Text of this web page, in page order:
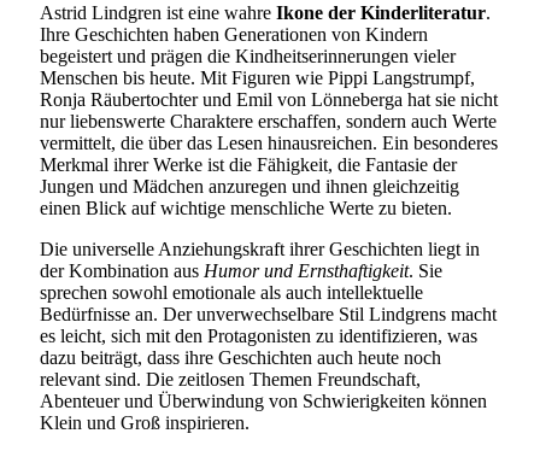
Astrid Lindgren ist eine wahre Ikone der Kinderliteratur.
Ihre Geschichten haben Generationen von Kindern
begeistert und prägen die Kindheitserinnerungen vieler
Menschen bis heute. Mit Figuren wie Pippi Langstrumpf,
Ronja Räubertochter und Emil von Lönneberga hat sie nicht
nur liebenswerte Charaktere erschaffen, sondern auch Werte
vermittelt, die über das Lesen hinausreichen. Ein besonderes
Merkmal ihrer Werke ist die Fähigkeit, die Fantasie der
Jungen und Mädchen anzuregen und ihnen gleichzeitig
einen Blick auf wichtige menschliche Werte zu bieten.
Die universelle Anziehungskraft ihrer Geschichten liegt in
der Kombination aus Humor und Ernsthaftigkeit. Sie
sprechen sowohl emotionale als auch intellektuelle
Bedürfnisse an. Der unverwechselbare Stil Lindgrens macht
es leicht, sich mit den Protagonisten zu identifizieren, was
dazu beiträgt, dass ihre Geschichten auch heute noch
relevant sind. Die zeitlosen Themen Freundschaft,
Abenteuer und Überwindung von Schwierigkeiten können
Klein und Groß inspirieren.